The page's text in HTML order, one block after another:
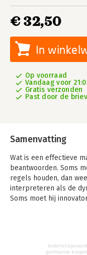
€ 32,50
In
Op voorraad
Vandaag voor
Gratis verzonden
Past door de
Samenvatting
Wat is een effectieve
beantwoorden. Soms
regels houden, dan
interpreteren als de
Soms moet hij
leiderschap. Hijgordiaanse knopen